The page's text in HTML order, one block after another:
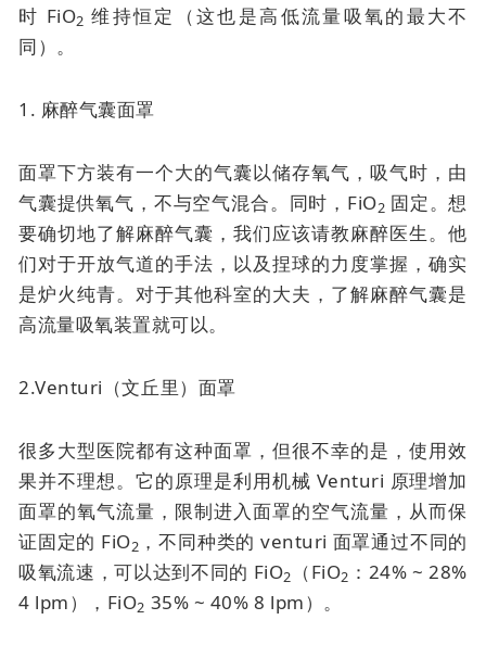
时 FiO2 维持恒定（这也是高低流量吸氧的最大不
同）。
1. 麻醉气囊面罩
面罩下方装有一个大的气囊以储存氧气，吸气时，由
气囊提供氧气，不与空气混合。同时，FiO2 固定。想
要确切地了解麻醉气囊，我们应该请教麻醉医生。他
们对于开放气道的手法，以及捏球的力度掌握，确实
是炉火纯青。对于其他科室的大夫，了解麻醉气囊是
高流量吸氧装置就可以。
2.Venturi（文丘里）面罩
很多大型医院都有这种面罩，但很不幸的是，使用效
果并不理想。它的原理是利用机械 Venturi 原理增加
面罩的氧气流量，限制进入面罩的空气流量，从而保
证固定的 FiO2 ，不同种类的 venturi 面罩通过不同的
吸氧流速，可以达到不同的 FiO2 （FiO2 ：24% ~ 28%
4 lpm），FiO2 35% ~ 40% 8 lpm）。